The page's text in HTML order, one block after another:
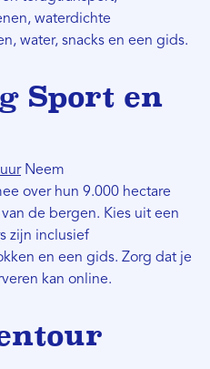
waterdichte
water, snacks en een gids.
Sport en
Neem
over hun 9.000 hectare
de bergen. Kies uit een
zijn inclusief
en een gids. Zorg dat je
kan online.